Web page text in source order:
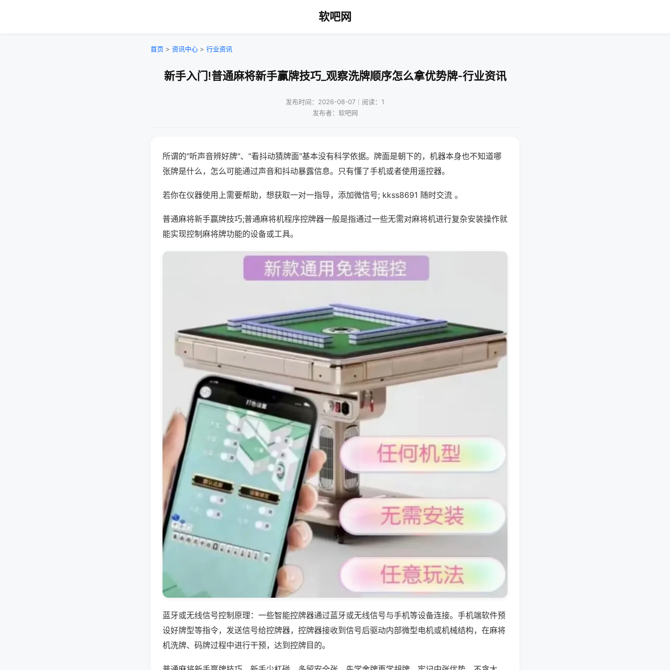
软吧网
首页 > 资讯中心 > 行业资讯
新手入门!普通麻将新手赢牌技巧_观察洗牌顺序怎么拿优势牌-行业资讯
发布时间：2026-08-07｜阅读：1
发布者：软吧网
所谓的"听声音辨好牌"、"看抖动猜牌面"基本没有科学依据。牌面是朝下的，机器本身也不知道哪
张牌是什么，怎么可能通过声音和抖动暴露信息。只有懂了手机或者使用遥控器。
若你在仪器使用上需要帮助，想获取一对一指导，添加微信号; kkss8691 随时交流 。
普通麻将新手赢牌技巧;普通麻将机程序控牌器一般是指通过一些无需对麻将机进行复杂安装操作就
能实现控制麻将牌功能的设备或工具。
蓝牙或无线信号控制原理：一些智能控牌器通过蓝牙或无线信号与手机等设备连接。手机端软件预
设好牌型等指令，发送信号给控牌器，控牌器接收到信号后驱动内部微型电机或机械结构，在麻将
机洗牌、码牌过程中进行干预，达到控牌目的。